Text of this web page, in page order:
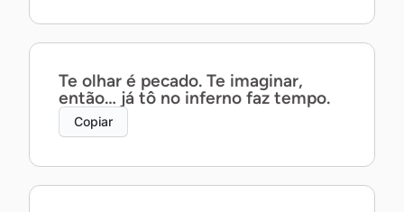
Te olhar é pecado. Te imaginar,
então… já tô no inferno faz tempo.
Copiar